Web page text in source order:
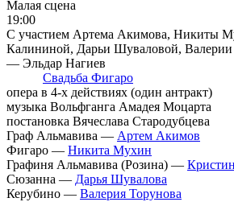
Малая сцена
19:00
С участием Артема Акимова, Никиты
Калининой, Дарьи Шуваловой,
— Эльдар Нагиев
Свадьба Фигаро
опера в 4-х действиях (один антракт)
музыка Вольфганга Амадея Моцарта
постановка Вячеслава Стародубцева
Граф Альмавива — Артем Акимов
Фигаро — Никита Мухин
Графиня Альмавива (Розина) —
Сюзанна — Дарья Шувалова
Керубино — Валерия Торунова